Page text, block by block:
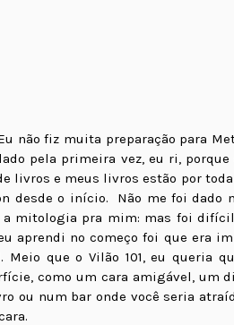
não fiz muita preparação para
pela primeira vez, eu ri,
livros e meus livros estão por
desde o início. Não me foi dado
mitologia pra mim: mas foi
aprendi no começo foi que era
Meio que o Vilão 101, eu queria
como um cara amigável, um
ou num bar onde você seria